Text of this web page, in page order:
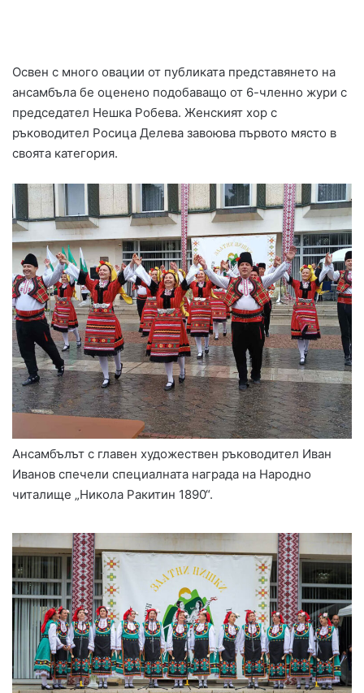
Освен с много овации от публиката представянето на
ансамбъла бе оценено подобаващо от 6-членно жури с
председател Нешка Робева. Женският хор с
ръководител Росица Делева завоюва първото място в
своята категория.
Ансамбълът с главен художествен ръководител Иван
Иванов спечели специалната награда на Народно
читалище „Никола Ракитин 1890“.